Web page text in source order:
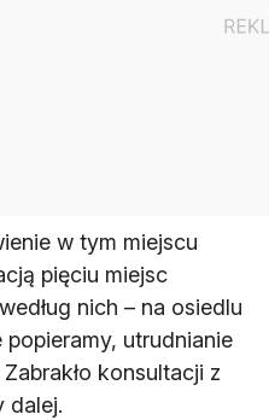
w tym miejscu
pięciu miejsc
nich – na osiedlu
utrudnianie
konsultacji z
dalej.